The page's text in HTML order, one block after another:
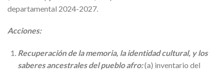
departamental 2024-2027.
Acciones:
Recuperación de la memoria, la identidad cultural, y los
saberes ancestrales del pueblo afro:(a) inventario del